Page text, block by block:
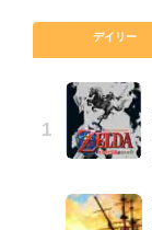
デイリー